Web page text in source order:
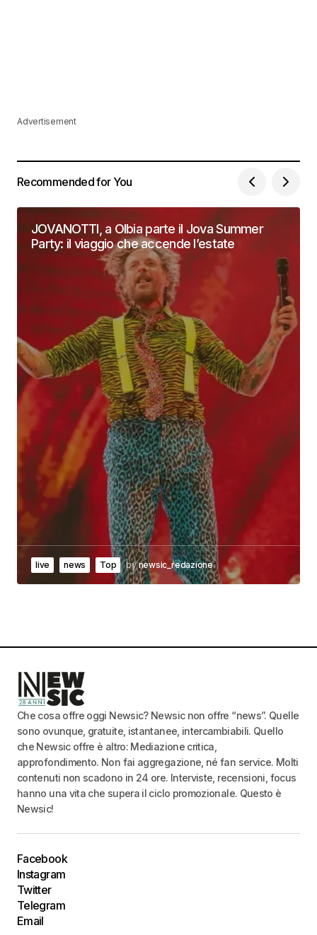
Advertisement
Recommended for You
JOVANOTTI, a Olbia parte il Jova Summer
Party: il viaggio che accende l’estate
live news Top bynewsic_redazione
Che cosa offre oggi Newsic? Newsic non offre “news”. Quelle
sono ovunque, gratuite, istantanee, intercambiabili. Quello
che Newsic offre è altro: Mediazione critica,
approfondimento. Non fai aggregazione, né fan service. Molti
contenuti non scadono in 24 ore. Interviste, recensioni, focus
hanno una vita che supera il ciclo promozionale. Questo è
Newsic!
Facebook
Instagram
Twitter
Telegram
Email